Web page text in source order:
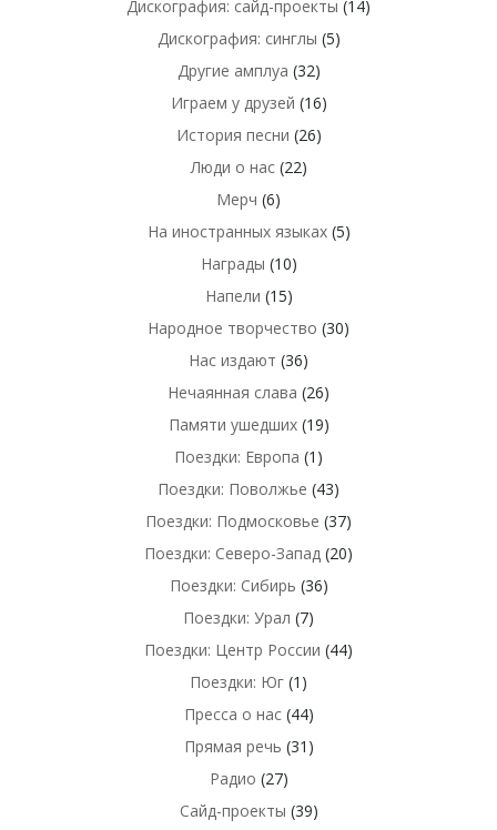
Дискография: сайд-проекты (14)
Дискография: синглы (5)
Другие амплуа (32)
Играем у друзей (16)
История песни (26)
Люди о нас(22)
Мерч (6)
На иностранных языках(5)
Награды (10)
Напели (15)
Народное творчество (30)
Нас издают (36)
Нечаянная слава (26)
Памяти ушедших(19)
Поездки: Европа (1)
Поездки: Поволжье (43)
Поездки: Подмосковье (37)
Поездки: Северо-Запад (20)
Поездки: Сибирь (36)
Поездки: Урал (7)
Поездки: Центр России (44)
Поездки: Юг (1)
Пресса о нас(44)
Прямая речь (31)
Радио (27)
Сайд-проекты (39)